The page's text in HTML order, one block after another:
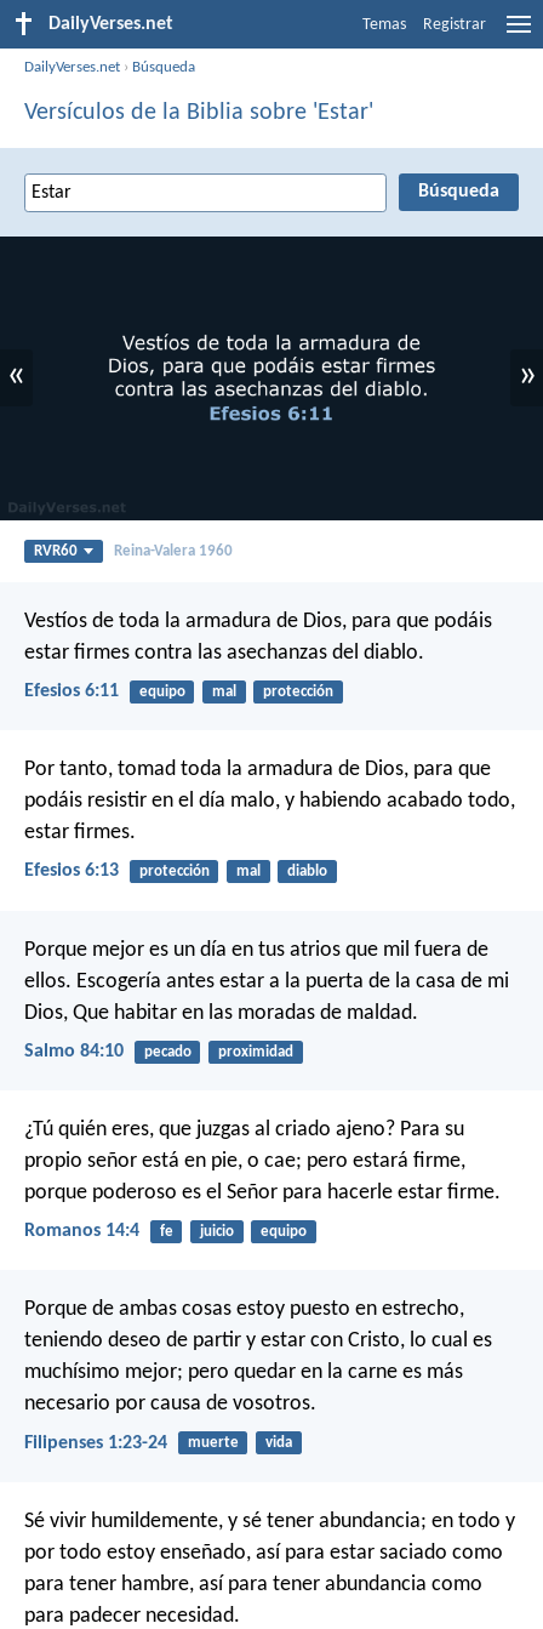
DailyVerses.net Temas Registrar
DailyVerses.net › Búsqueda
Versículos de la Biblia sobre 'Estar'
« »
RVR60 Reina-Valera 1960
Vestíos de toda la armadura de Dios, para que podáis
estar firmes contra las asechanzas del diablo.
Efesios 6:11 equipo mal protección
Por tanto, tomad toda la armadura de Dios, para que
podáis resistir en el día malo, y habiendo acabado todo,
estar firmes.
Efesios 6:13 protección mal diablo
Porque mejor es un día en tus atrios que mil fuera de
ellos. Escogería antes estar a la puerta de la casa de mi
Dios, Que habitar en las moradas de maldad.
Salmo 84:10 pecado proximidad
¿Tú quién eres, que juzgas al criado ajeno? Para su
propio señor está en pie, o cae; pero estará firme,
porque poderoso es el Señor para hacerle estar firme.
Romanos 14:4 fe juicio equipo
Porque de ambas cosas estoy puesto en estrecho,
teniendo deseo de partir y estar con Cristo, lo cual es
muchísimo mejor; pero quedar en la carne es más
necesario por causa de vosotros.
Filipenses 1:23-24 muerte vida
Sé vivir humildemente, y sé tener abundancia; en todo y
por todo estoy enseñado, así para estar saciado como
para tener hambre, así para tener abundancia como
para padecer necesidad.